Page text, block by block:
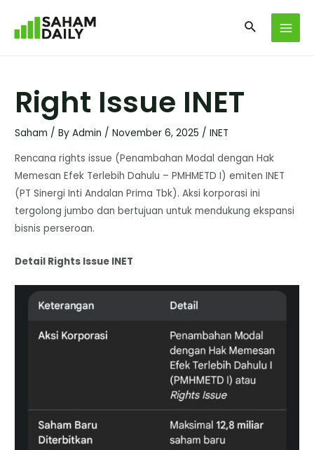
Right Issue INET
Saham / ByAdmin /November 6, 2025 /INET
Rencana rights issue (Penambahan Modal dengan Hak
Memesan Efek Terlebih Dahulu – PMHMETD I) emiten INET
(PT Sinergi Inti Andalan Prima Tbk). ​Aksi korporasi ini
tergolong jumbo dan bertujuan untuk mendukung ekspansi
bisnis perseroan.
Detail Rights Issue INET